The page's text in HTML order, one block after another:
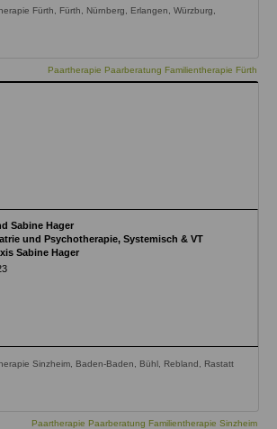
Fürth, Fürth, Nürnberg, Erlangen, Würzburg,
Paartherapie Paarberatung Familientherapie Fürth
Sabine Hager
und Psychotherapie, Systemisch & VT
Sabine Hager
Sinzheim, Baden-Baden, Bühl, Rebland, Rastatt
Paartherapie Paarberatung Familientherapie Sinzheim